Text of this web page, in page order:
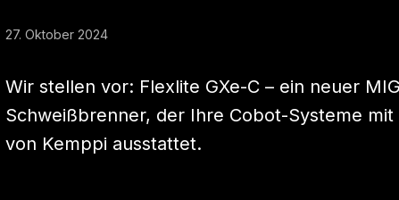
27. Oktober 2024
Wir stellen vor: Flexlite GXe-C – ein neuer
Schweißbrenner, der Ihre Cobot-Systeme
von Kemppi ausstattet.